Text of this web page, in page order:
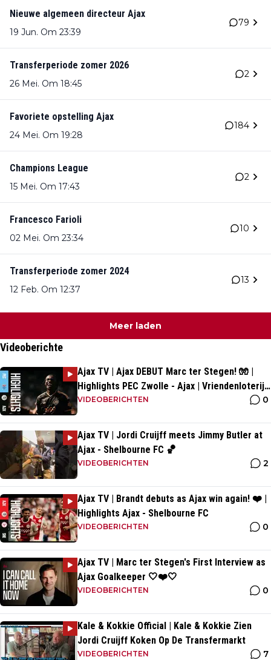
Nieuwe algemeen directeur Ajax
19 Jun. Om 23:39
79
Transferperiode zomer 2026
26 Mei. Om 18:45
2
Favoriete opstelling Ajax
24 Mei. Om 19:28
184
Champions League
15 Mei. Om 17:43
2
Francesco Farioli
02 Mei. Om 23:34
10
Transferperiode zomer 2024
12 Feb. Om 12:37
13
Meer laden
Videoberichte
Ajax TV | Ajax DEBUT Marc ter Stegen! 🧤 |
Highlights PEC Zwolle - Ajax | Vriendenloterij
Eredivisie
VIDEOBERICHTEN 0
Ajax TV | Jordi Cruijff meets Jimmy Butler at
Ajax - Shelbourne FC 🏀
VIDEOBERICHTEN 2
Ajax TV | Brandt debuts as Ajax win again! ❤️ |
Highlights Ajax - Shelbourne FC
VIDEOBERICHTEN 0
Ajax TV | Marc ter Stegen's First Interview as
Ajax Goalkeeper 🤍❤️🤍
VIDEOBERICHTEN 0
Kale & Kokkie Official | Kale & Kokkie Zien
Jordi Cruijff Koken Op De Transfermarkt
VIDEOBERICHTEN 7